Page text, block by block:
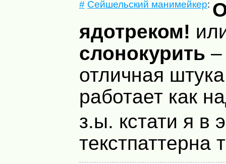
# Сейшельский манимейкер:
ядотреком!
слонокурить –
отличная
работает как
з.ы. кстати я в
текстпаттерна